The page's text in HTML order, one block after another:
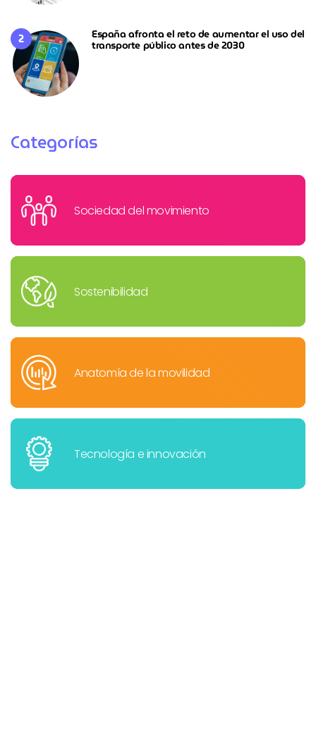
España afronta el reto de aumentar el uso del
transporte público antes de 2030
Categorías
Sociedad del movimiento
Sostenibilidad
Anatomía de la movilidad
Tecnología e innovación